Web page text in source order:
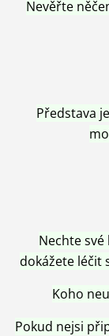
Nevěřte
Představa
Nechte své
dokážete léčit
Koho
Pokud nejsi